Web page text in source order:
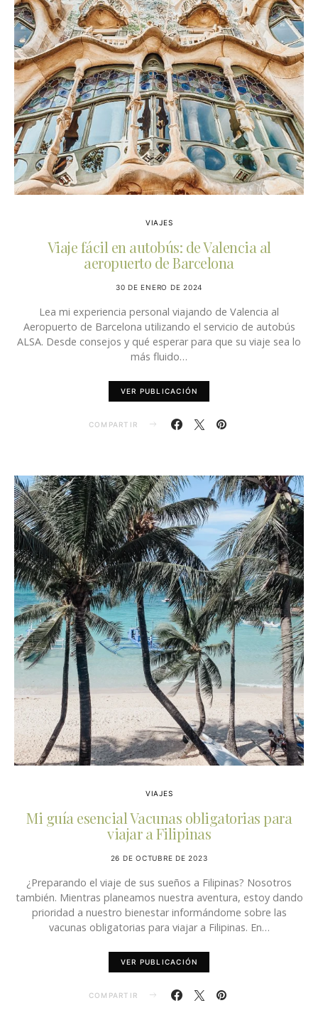
VIAJES
Viaje fácil en autobús: de Valencia al
aeropuerto de Barcelona
30 DE ENERO DE 2024
Lea mi experiencia personal viajando de Valencia al
Aeropuerto de Barcelona utilizando el servicio de autobús
ALSA. Desde consejos y qué esperar para que su viaje sea lo
más fluido…
VER PUBLICACIÓN
COMPARTIR
VIAJES
Mi guía esencial Vacunas obligatorias para
viajar a Filipinas
26 DE OCTUBRE DE 2023
¿Preparando el viaje de sus sueños a Filipinas? Nosotros
también. Mientras planeamos nuestra aventura, estoy dando
prioridad a nuestro bienestar informándome sobre las
vacunas obligatorias para viajar a Filipinas. En…
VER PUBLICACIÓN
COMPARTIR